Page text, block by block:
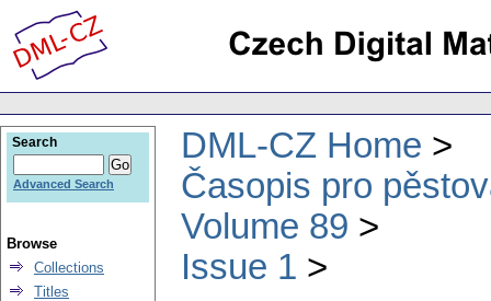
DML-CZ Home
Časopis pro
Volume 89
Issue 1
Search
Advanced Search
Browse
Collections
Titles